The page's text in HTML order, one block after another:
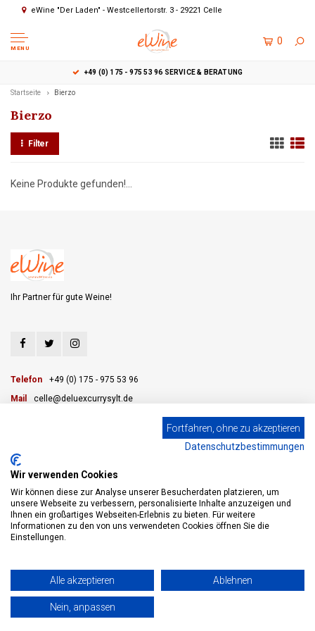
eWine "Der Laden" - Westcellertorstr. 3 - 29221 Celle
MENU
0
+49 (0) 175 - 975 53 96 SERVICE & BERATUNG
Startseite Bierzo
Bierzo
Filter
Keine Produkte gefunden!...
Ihr Partner für gute Weine!
Telefon
+49 (0) 175 - 975 53 96
Mail
celle@deluexcurrysylt.de
KUNDENDIENST
KATEGORIEN
MEIN KONTO
© Copyright 2026 eWine - Weinhandel und Online Weinversand - Powered by
Lightspeed
Shopmonkey
Fortfahren, ohne zu akzeptieren
Datenschutzbestimmungen
Wir verwenden Cookies
Wir können diese zur Analyse unserer Besucherdaten platzieren, um
unsere Webseite zu verbessern, personalisierte Inhalte anzuzeigen und
Ihnen ein großartiges Webseiten-Erlebnis zu bieten. Für weitere
Informationen zu den von uns verwendeten Cookies öffnen Sie die
Einstellungen.
Alle akzeptieren Ablehnen
Nein, anpassen